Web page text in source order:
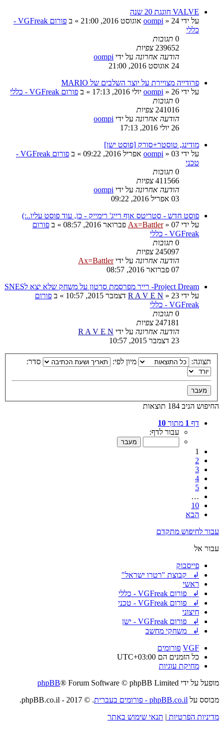
VALVE חוגגת 20 שנה
על ידי
oompi » 24 אוגוסט 2016, 21:00 » ב
פורום VGFreak -
כללי
0 תגובות
239652 צפיות
הודעה אחרונה על ידי oompi
24 אוגוסט 2016, 21:00
פרודייה מצויירת על יוצר השלבים של MARIO
על ידי
oompi » 26 יולי 2016, 17:13 » ב פורום VGFreak - כללי
0 תגובות
241016 צפיות
הודעה אחרונה על ידי oompi
26 יולי 2016, 17:13
מודינג, טוסטר+סורק [פוסט ישן]
על ידי
oompi » 03 אפריל 2016, 09:22 » ב
פורום VGFreak -
טכני
0 תגובות
411566 צפיות
הודעה אחרונה על ידי oompi
03 אפריל 2016, 09:22
פוסט חדש - סטריטס אוף רייג' רימייק - כן, עוד פוסט עליו..:)
על ידי
Ax=Battler» 07 פברואר 2016, 08:57 » ב פורום
VGFreak - כללי
0 תגובות
245097 צפיות
הודעה אחרונה על ידיAx=Battler
07 פברואר 2016, 08:57
Project Dream- רייר מפרסמת סרטון על משחק שלא יצא לSNES
על ידי
R A V E N » 23 דצמבר 2015, 10:57 » ב פורום
VGFreak - כללי
0 תגובות
247181 צפיות
הודעה אחרונה על ידי R A V E N
23 דצמבר 2015, 10:57
תצוגה: מיון לפי: סדר:
החיפוש הניב 184 תוצאות
דף 1 מתוך 10
עבור לדף:
1
2
3
4
5
…
10
הבא
עבור לחיפוש מתקדם
עבור אל
פייסבוק
↲ קבוצת "רטרו ישראל"
ראשי
↲ פורום VGFreak - כללי
↲ פורום VGFreak - טכני
חיצוני
↲ פורום VGFreak - ישן
↲ משחקי מחשב
VGF פורומים
כל הזמנים הם UTC+03:00
מחיקת עוגיות
מופעל על ידי
phpBB® Forum Software © phpBB Limited
מבוסס על phpBB.co.il - פורומים בעברית
. © 2017 - phpBB.co.il.
מדיניות הפרטיות | תנאי שימוש באתר